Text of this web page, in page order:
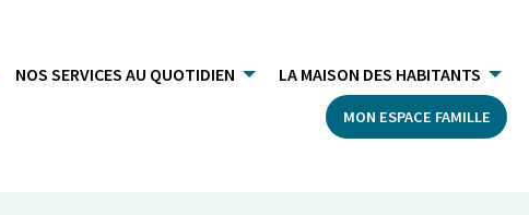
NOS SERVICES AU QUOTIDIEN LA MAISON DES HABITANTS
MON ESPACE FAMILLE